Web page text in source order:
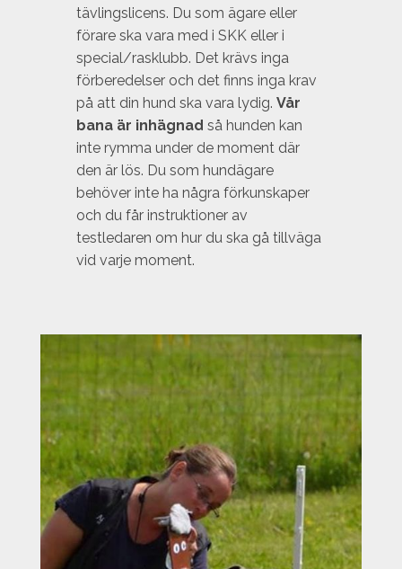
tävlingslicens. Du som ägare eller
förare ska vara med i SKK eller i
special/rasklubb. Det krävs inga
förberedelser och det finns inga krav
på att din hund ska vara lydig. Vår
bana är inhägnad så hunden kan
inte rymma under de moment där
den är lös. Du som hundägare
behöver inte ha några förkunskaper
och du får instruktioner av
testledaren om hur du ska gå tillväga
vid varje moment.